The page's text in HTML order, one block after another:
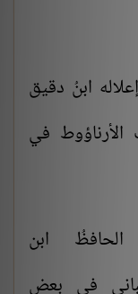
ابنُ دقيق
في
ابن
في بعض